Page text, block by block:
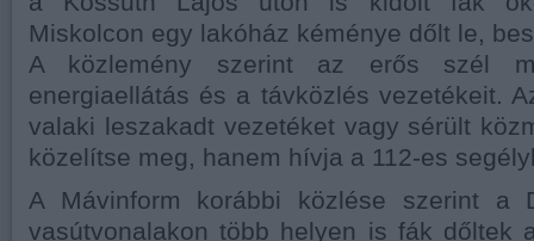
Miskolcon egy lakóház kéménye dőlt le,
A közlemény szerint az erős szél
energiaellátás és a távközlés vezetékeit.
valaki leszakadt vezetéket vagy sérült
közelítse meg, hanem hívja a 112-es
A Mávinform korábbi közlése szerint a
vasútvonalakon több helyen is fák dőltek